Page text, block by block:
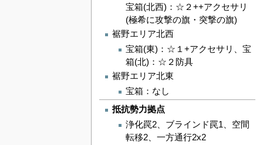
宝箱(北西)：☆２++アクセサリ
(極希に攻撃の旗・突撃の旗)
裾野エリア北西
宝箱(東)：☆１+アクセサリ、宝
箱(北)：☆２防具
裾野エリア北東
宝箱：なし
抵抗勢力拠点
浄化罠2、ブラインド罠1、空間
転移2、一方通行2x2